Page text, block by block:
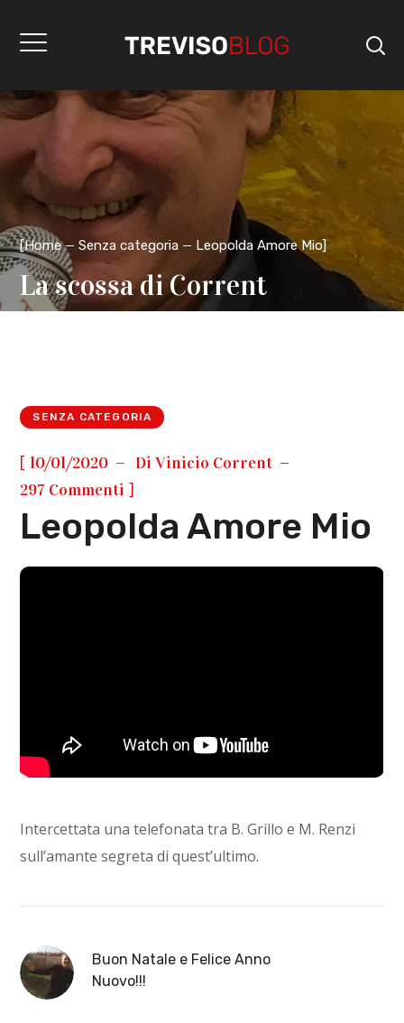
[Home Senza categoria Leopolda Amore Mio]
La scossa di Corrent
SENZA CATEGORIA
[10/01/2020 DiVinicio Corrent
297 Commenti ]
Leopolda Amore Mio
Intercettata una telefonata tra B. Grillo e M. Renzi
sull’amante segreta di quest’ultimo.
Buon Natale e Felice Anno
Nuovo!!!